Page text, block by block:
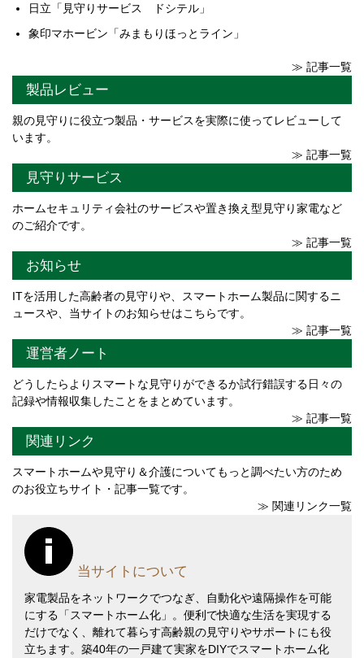
日立「見守りサービス ドシテル」
象印マホービン「みまもりほっとライン」
≫ 記事一覧
製品レビュー
親の見守りに役立つ製品・サービスを実際に使ってレビューして
います。
≫ 記事一覧
見守りサービス
ホームセキュリティ会社のサービスや置き換え型見守り家電など
のご紹介です。
≫ 記事一覧
お知らせ
ITを活用した高齢者の見守りや、スマートホーム製品に関するニ
ュースや、当サイトのお知らせはこちらです。
≫ 記事一覧
運営者ノート
どうしたらよりスマートな見守りができるか試行錯誤する日々の
記録や情報収集したことをまとめています。
≫ 記事一覧
関連リンク
スマートホームや見守り＆介護についてもっと調べたい方のため
のお役立ちサイト・記事一覧です。
≫ 関連リンク一覧
当サイトについて
家電製品をネットワークでつなぎ、自動化や遠隔操作を可能
にする「スマートホーム化」。便利で快適な生活を実現する
だけでなく、離れて暮らす高齢親の見守りやサポートにも役
立ちます。築40年の一戸建て実家をDIYでスマートホーム化